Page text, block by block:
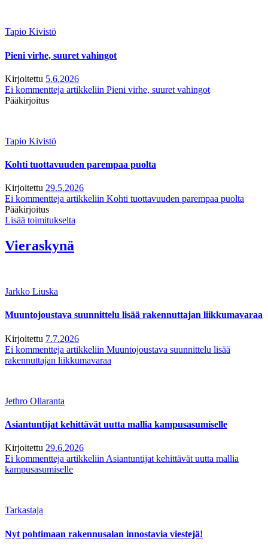
Tapio Kivistö
Pieni virhe, suuret vahingot
Kirjoitettu 5.6.2026
Ei kommentteja artikkeliin Pieni virhe, suuret vahingot
Pääkirjoitus
Tapio Kivistö
Kohti tuottavuuden parempaa puolta
Kirjoitettu 29.5.2026
Ei kommentteja artikkeliin Kohti tuottavuuden parempaa puolta
Pääkirjoitus
Lisää toimitukselta
Vieraskynä
Jarkko Liuska
Muuntojoustava suunnittelu lisää rakennuttajan liikkumavaraa
Kirjoitettu 7.7.2026
Ei kommentteja artikkeliin Muuntojoustava suunnittelu lisää
rakennuttajan liikkumavaraa
Jethro Ollaranta
Asiantuntijat kehittävät uutta mallia kampusasumiselle
Kirjoitettu 29.6.2026
Ei kommentteja artikkeliin Asiantuntijat kehittävät uutta mallia
kampusasumiselle
Tarkastaja
Nyt pohtimaan rakennusalan innostavia viestejä!